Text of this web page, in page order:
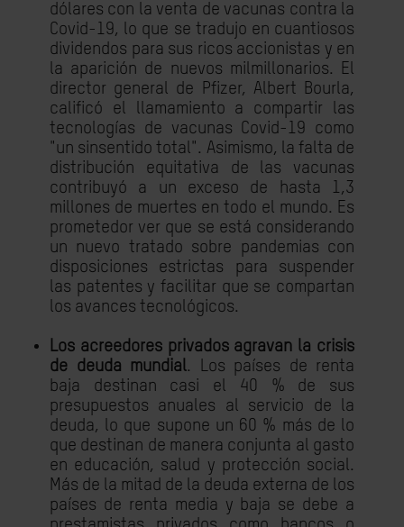
dólares con la venta de vacunas contra la
Covid-19, lo que se tradujo en cuantiosos
dividendos para sus ricos accionistas y en
la aparición de nuevos milmillonarios. El
director general de Pfizer, Albert Bourla,
calificó el llamamiento a compartir las
tecnologías de vacunas Covid-19 como
"un sinsentido total". Asimismo, la falta de
distribución equitativa de las vacunas
contribuyó a un exceso de hasta 1,3
millones de muertes en todo el mundo. Es
prometedor ver que se está considerando
un nuevo tratado sobre pandemias con
disposiciones estrictas para suspender
las patentes y facilitar que se compartan
los avances tecnológicos.
Los acreedores privados agravan la crisis
de deuda mundial. Los países de renta
baja destinan casi el 40 % de sus
presupuestos anuales al servicio de la
deuda, lo que supone un 60 % más de lo
que destinan de manera conjunta al gasto
en educación, salud y protección social.
Más de la mitad de la deuda externa de los
países de renta media y baja se debe a